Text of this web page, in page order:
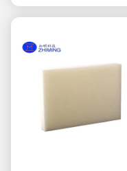
wieloma otworami